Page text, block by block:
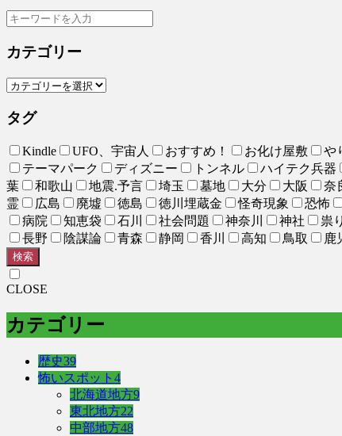
カテゴリー
タグ
Kindle UFO、宇宙人 おすすめ！ お化け屋敷 や
テーマパーク
ディズニー トンネル ハイテク兵器
葉
和歌山 地震.予言 埼玉 墓地 大分 大阪 奈
霊
広島 廃墟 徳島 徳川埋蔵金 怪奇現象 恐怖
病院
知恵袋 石川 社会問題 神奈川 神社 祟り
長野
陰謀論 青森 静岡 香川 高知 鳥取 鹿
検索
CLOSE
カテゴリー
歴史39
怖いスポット 4
北海道地方9
東北地方22
中部地方48